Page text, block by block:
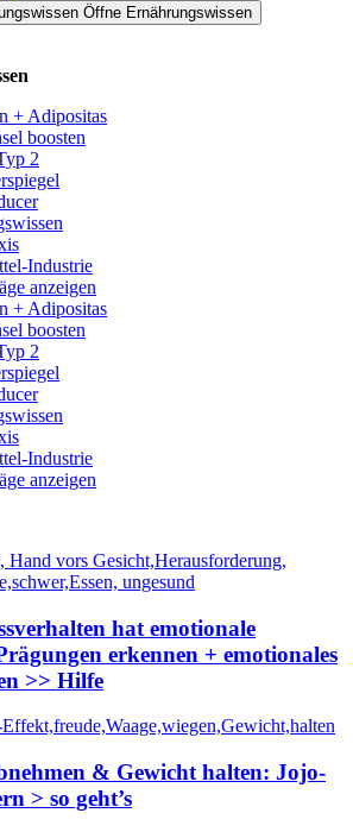
Öffne Ernährungswissen
+ Adipositas
boosten
2
Industrie
anzeigen
+ Adipositas
boosten
2
Industrie
anzeigen
hat emotionale
erkennen + emotionales
>> Hilfe
& Gewicht halten: Jojo-
> so geht’s